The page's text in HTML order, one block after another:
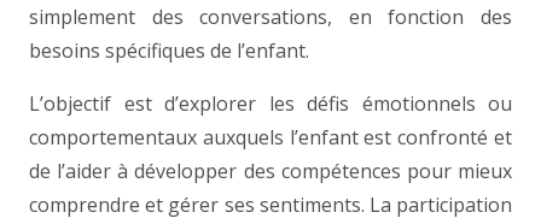
simplement des conversations, en fonction des
besoins spécifiques de l’enfant.
L’objectif est d’explorer les défis émotionnels ou
comportementaux auxquels l’enfant est confronté et
de l’aider à développer des compétences pour mieux
comprendre et gérer ses sentiments. La participation